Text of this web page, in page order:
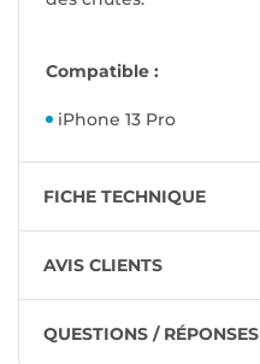
Compatible :
iPhone 13 Pro
FICHE TECHNIQUE
AVIS CLIENTS
QUESTIONS / RÉPONSES